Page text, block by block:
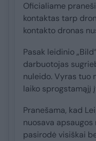
Oficialiame
kontaktas tarp
kontakto dronas
Pasak leidinio
darbuotojas
nuleido. Vyras tuo
laiko sprogstamąjį
Pranešama, kad
nuosava
pasirodė visiškai